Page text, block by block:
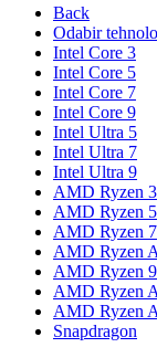
Back
Odabir
Intel Core 3
Intel Core 5
Intel Core 7
Intel Core 9
Intel Ultra 5
Intel Ultra 7
Intel Ultra 9
AMD Ryzen 3
AMD Ryzen 5
AMD Ryzen 7
AMD Ryzen
AMD Ryzen 9
AMD Ryzen
AMD Ryzen
Snapdragon